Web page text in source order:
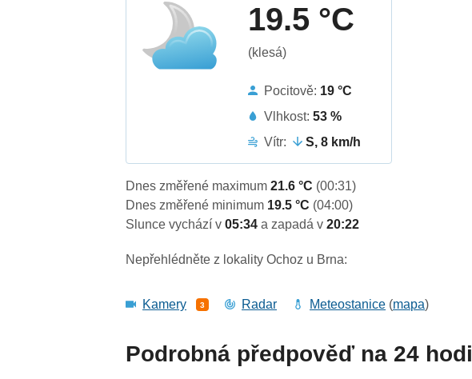
19.5 °C
(klesá)
Pocitově: 19 °C
Vlhkost:53 %
Vítr:
S, 8 km/h
Dnes změřené maximum21.6 °C (00:31)
Dnes změřené minimum 19.5 °C (04:00)
Slunce vychází v05:34a zapadá v20:22
Nepřehlédněte z lokality Ochoz u Brna:
Kamery 3 Radar Meteostanice (mapa)
Podrobná předpověď na 24